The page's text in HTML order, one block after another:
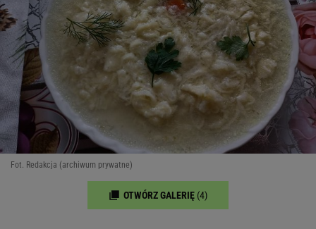
Fot. Redakcja (archiwum prywatne)
OTWÓRZ GALERIĘ (4)